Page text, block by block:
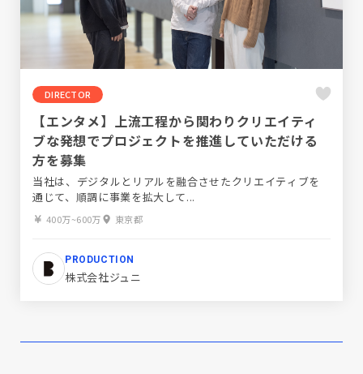
DIRECTOR
【エンタメ】上流工程から関わりクリエイティ
ブな発想でプロジェクトを推進していただける
方を募集
当社は、デジタルとリアルを融合させたクリエイティブを
通じて、順調に事業を拡大して...
400万~600万 東京都
PRODUCTION
株式会社ジュニ